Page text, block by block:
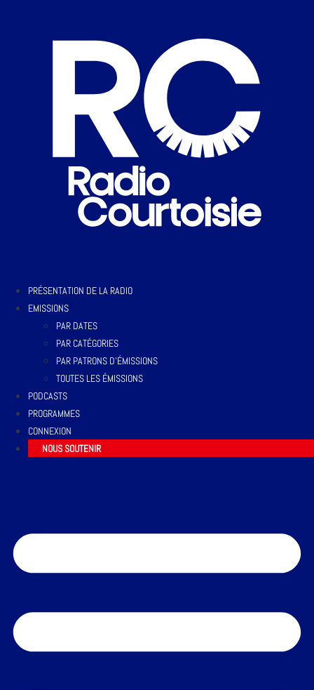
PRÉSENTATION DE LA RADIO
EMISSIONS
PAR DATES
PAR CATÉGORIES
PAR PATRONS D’ÉMISSIONS
TOUTES LES ÉMISSIONS
PODCASTS
PROGRAMMES
CONNEXION
NOUS SOUTENIR